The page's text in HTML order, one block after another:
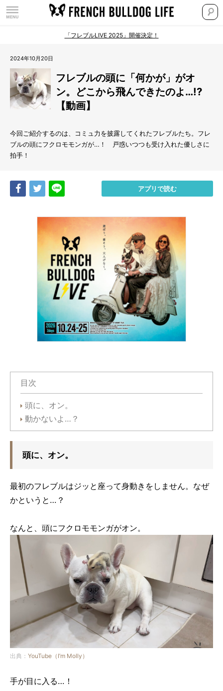
「フレブルLIVE 2025」開催決定！
2024年10月20日
フレブルの頭に「何かが」がオ
ン。どこから飛んできたのよ…!?
【動画】
今回ご紹介するのは、コミュ力を披露してくれたフレブルたち。フレ
ブルの頭にフクロモモンガが…！ 戸惑いつつも受け入れた優しさに
拍手！
Share Tweet アプリで読む
目次
頭に、オン。
動かないよ…？
頭に、オン。
最初のフレブルはジッと座って身動きをしません。なぜ
かというと…？
なんと、頭にフクロモモンガがオン。
出典： YouTube（I’m Molly）
手が目に入る…！